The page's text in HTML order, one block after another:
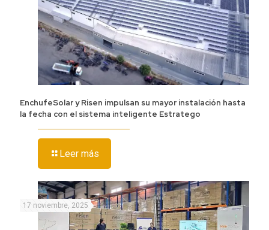
EnchufeSolar y Risen impulsan su mayor instalación hasta
la fecha con el sistema inteligente Estratego
Leer más
17 noviembre, 2025